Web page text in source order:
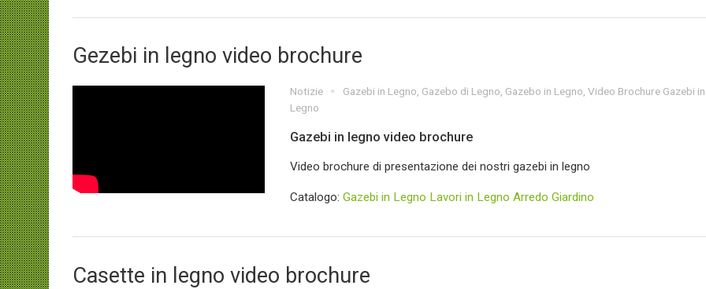
Gezebi in legno video brochure
Notizie Gazebi in Legno Gazebo di Legno Gazebo in Legno Video Brochure Gazebi in
Legno
Gazebi in legno video brochure
Video brochure di presentazione dei nostri gazebi in legno
Catalogo:Gazebi in Legno Lavori in Legno Arredo Giardino
Casette in legno video brochure